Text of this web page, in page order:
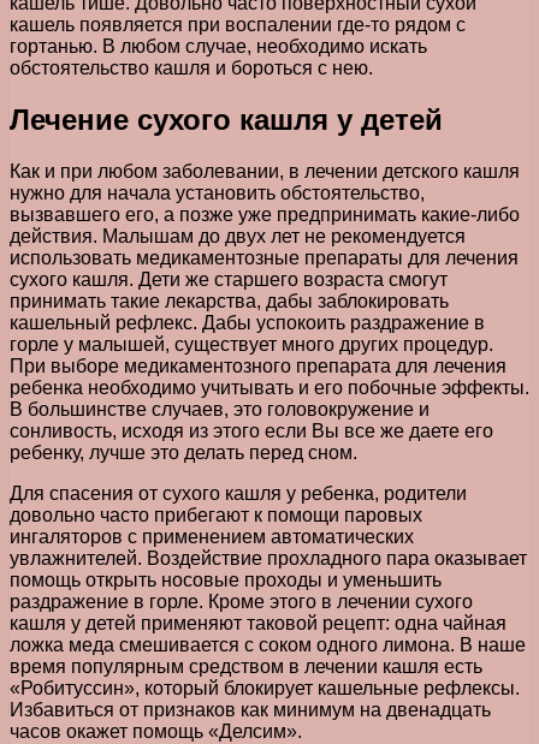
кашель появляется при воспалении где-то рядом с
гортанью. В любом случае, необходимо искать
обстоятельство кашля и бороться с нею.
Лечение сухого кашля у детей
Как и при любом заболевании, в лечении детского кашля
нужно для начала установить обстоятельство,
вызвавшего его, а позже уже предпринимать какие-либо
действия. Малышам до двух лет не рекомендуется
использовать медикаментозные препараты для лечения
сухого кашля. Дети же старшего возраста смогут
принимать такие лекарства, дабы заблокировать
кашельный рефлекс. Дабы успокоить раздражение в
горле у малышей, существует много других процедур.
При выборе медикаментозного препарата для лечения
ребенка необходимо учитывать и его побочные эффекты.
В большинстве случаев, это головокружение и
сонливость, исходя из этого если Вы все же даете его
ребенку, лучше это делать перед сном.
Для спасения от сухого кашля у ребенка, родители
довольно часто прибегают к помощи паровых
ингаляторов с применением автоматических
увлажнителей. Воздействие прохладного пара оказывает
помощь открыть носовые проходы и уменьшить
раздражение в горле. Кроме этого в лечении сухого
кашля у детей применяют таковой рецепт: одна чайная
ложка меда смешивается с соком одного лимона. В наше
время популярным средством в лечении кашля есть
«Робитуссин», который блокирует кашельные рефлексы.
Избавиться от признаков как минимум на двенадцать
часов окажет помощь «Делсим».